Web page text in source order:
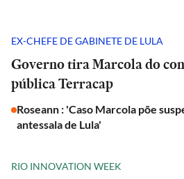
EX-CHEFE DE GABINETE DE LULA
Governo tira Marcola do
pública Terracap
Roseann : 'Caso Marcola põe
antessala de Lula'
RIO INNOVATION WEEK